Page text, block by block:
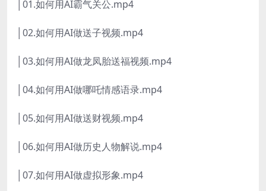
│01.如何用AI霸气关公.mp4
│02.如何用AI做送子视频.mp4
│03.如何用AI做龙凤胎送福视频.mp4
│04.如何用AI做哪吒情感语录.mp4
│05.如何用AI做送财视频.mp4
│06.如何用AI做历史人物解说.mp4
│07.如何用AI做虚拟形象.mp4